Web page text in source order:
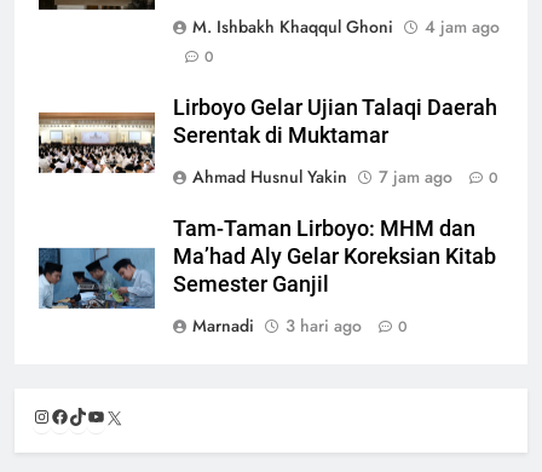
M. Ishbakh Khaqqul Ghoni 4 jam ago
0
Lirboyo Gelar Ujian Talaqi Daerah
Serentak di Muktamar
Ahmad Husnul Yakin
7 jam ago 0
Tam-Taman Lirboyo: MHM dan
Ma’had Aly Gelar Koreksian Kitab
Semester Ganjil
Marnadi
3 hari ago 0
Instagram
Facebook
TikTok
YouTube